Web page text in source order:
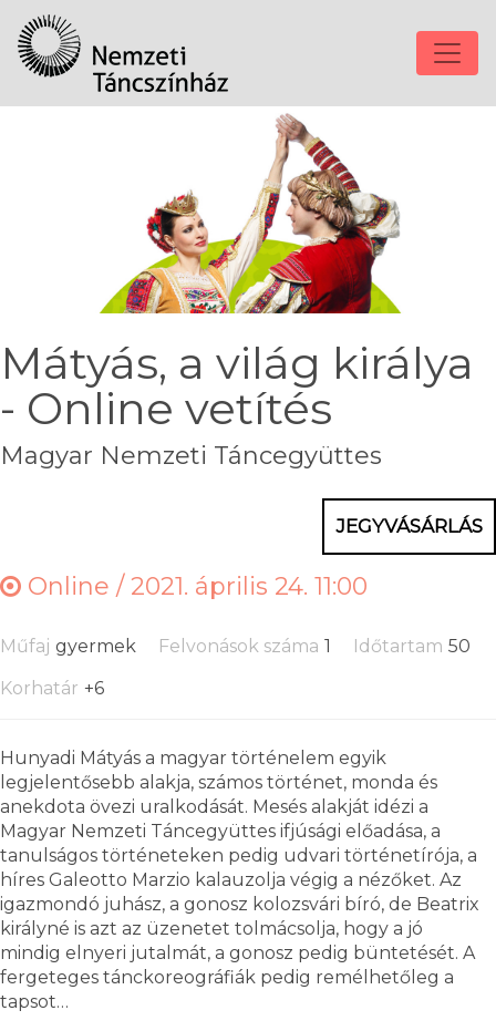
Mátyás, a világ királya
- Online vetítés
Magyar Nemzeti Táncegyüttes
JEGYVÁSÁRLÁS
Online /2021. április 24. 11:00
Műfaj gyermek Felvonások száma 1 Időtartam 50
Korhatár +6
Hunyadi Mátyás a magyar történelem egyik
legjelentősebb alakja, számos történet, monda és
anekdota övezi uralkodását. Mesés alakját idézi a
Magyar Nemzeti Táncegyüttes ifjúsági előadása, a
tanulságos történeteken pedig udvari történetírója, a
híres Galeotto Marzio kalauzolja végig a nézőket. Az
igazmondó juhász, a gonosz kolozsvári bíró, de Beatrix
királyné is azt az üzenetet tolmácsolja, hogy a jó
mindig elnyeri jutalmát, a gonosz pedig büntetését. A
fergeteges tánckoreográfiák pedig remélhetőleg a
tapsot…